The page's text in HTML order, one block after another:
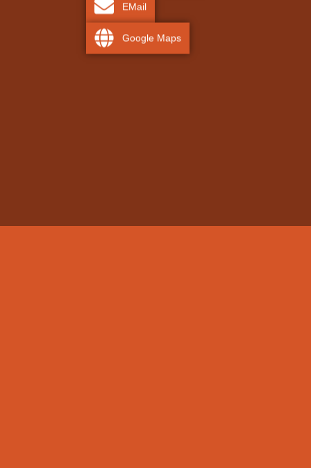
EMail
Google Maps